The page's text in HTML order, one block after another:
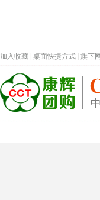
加入收藏 桌面快捷方式 旗下